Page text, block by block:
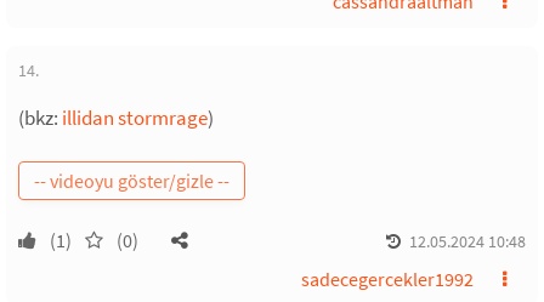
14.
(bkz: illidan stormrage)
(1) (0) 12.05.2024 10:48
sadecegercekler1992